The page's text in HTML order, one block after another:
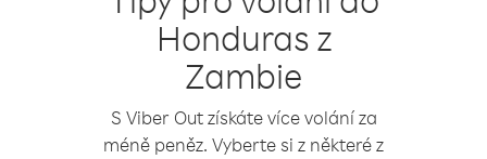
Honduras z
Zambie
S Viber Out získáte více volání za
méně peněz. Vyberte si z některé z